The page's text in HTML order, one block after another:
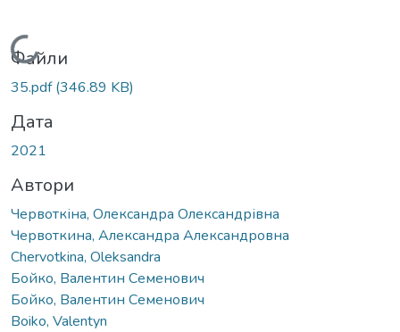
Вантажиться...
Файли
35.pdf(346.89 KB)
Дата
2021
Автори
Червоткіна, Олександра Олександрівна
Червоткина, Александра Александровна
Chervotkina, Oleksandra
Бойко, Валентин Семенович
Бойко, Валентин Семенович
Boiko, Valentyn